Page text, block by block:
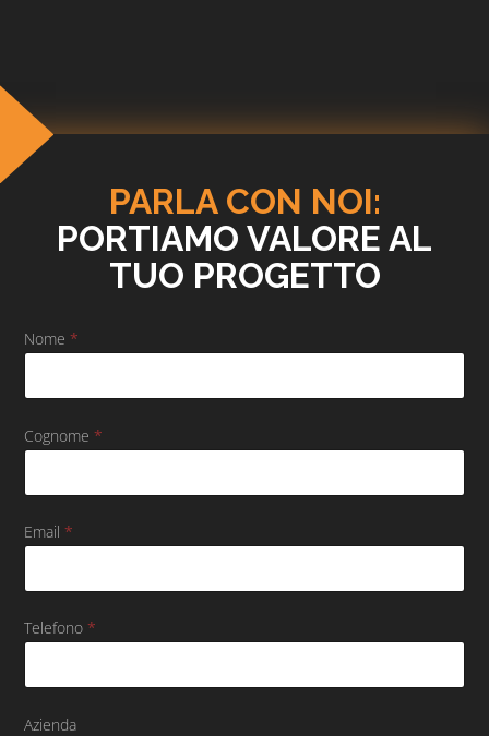
PARLA CON NOI:
PORTIAMO VALORE AL
TUO PROGETTO
Nome*
Cognome*
Email*
Telefono*
Azienda
*
*
u
l
o